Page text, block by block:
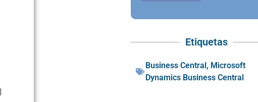
Etiquetas
Business Central, Microsoft
Dynamics Business Central